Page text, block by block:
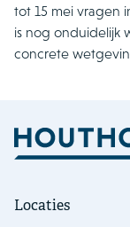
tot 15 mei vragen
is nog onduidelijk
concrete
Locaties